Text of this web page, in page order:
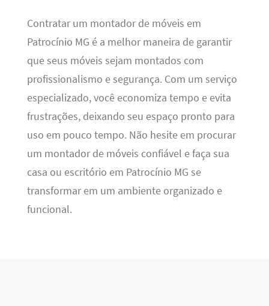
Contratar um montador de móveis em
Patrocínio MG é a melhor maneira de garantir
que seus móveis sejam montados com
profissionalismo e segurança. Com um serviço
especializado, você economiza tempo e evita
frustrações, deixando seu espaço pronto para
uso em pouco tempo. Não hesite em procurar
um montador de móveis confiável e faça sua
casa ou escritório em Patrocínio MG se
transformar em um ambiente organizado e
funcional.